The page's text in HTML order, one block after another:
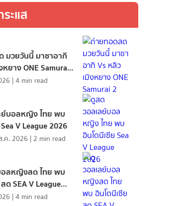
ะแส
มวยวันนี้ มาซาอากิ
หยาง ONE Samurai
|4 min read
ย์บอลหญิง ไทย พบ
V League 2026
.ค. 2026 | 2 min read
อลหญิงสด ไทย พบ
ด SEA V League
|4 min read